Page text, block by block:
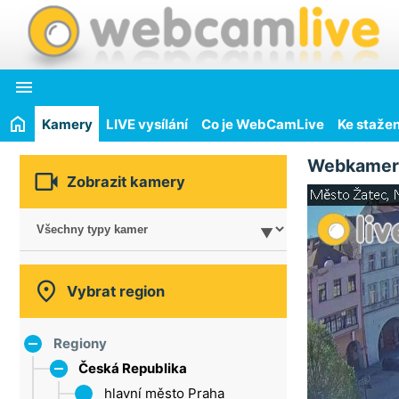

Kamery LIVE vysílání Co je WebCamLive Ke
 Zobrazit kamery
 Vybrat region
Regiony
Česká Republika
hlavní město Praha